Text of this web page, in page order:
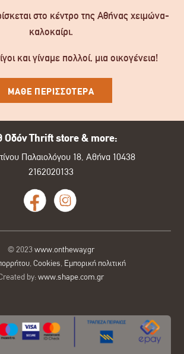
στο κέντρο της Αθήνας χειμώνα-
καλοκαίρι.
και γίναμε πολλοί, μια οικογένεια!
ΜΑΘΕ ΠΕΡΙΣΣΟΤΕΡΑ
Οδόν Thrift store & more:
Παλαιολόγου 18, Αθήνα 10438
2162020133
© 2023 www.ontheway.gr
,Cookies, Εμπορική πολιτική
by:www.shape.com.gr